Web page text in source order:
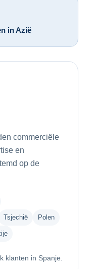
in Azië
commerciële
en
op de
Tsjechië Polen
klanten in Spanje.